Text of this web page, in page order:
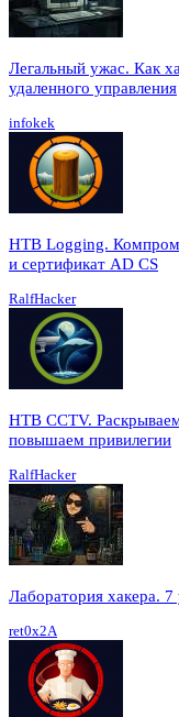
Легальный ужас. Как
удаленного управления
infokek
HTB Logging.
и сертификат AD CS
RalfHacker
HTB CCTV.
повышаем привилегии
RalfHacker
Лаборатория хакера. 7
ret0x2A